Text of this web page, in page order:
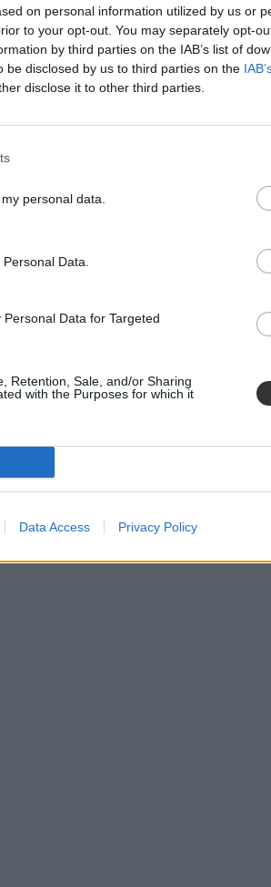
on personal information utilized by us or
to your opt-out. You may separately opt-
by third parties on the IAB’s list of
be disclosed by us to third parties on the
disclose it to other third parties.
personal data.
Data.
Data for Targeted
Retention, Sale, and/or Sharing
with the Purposes for which it
Data Access Privacy Policy